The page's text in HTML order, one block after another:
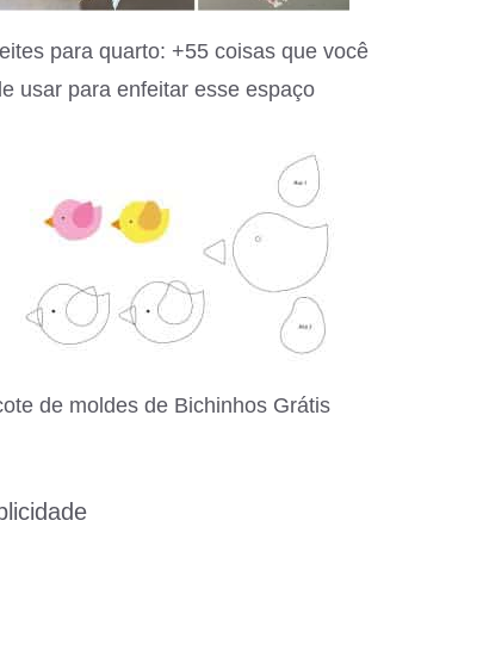
para quarto: +55 coisas que você
usar para enfeitar esse espaço
de moldes de Bichinhos Grátis